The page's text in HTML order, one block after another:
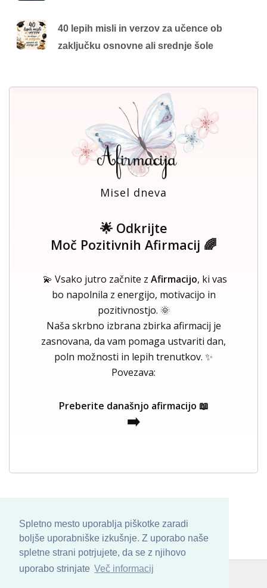
Spletno mesto uporablja piškotke zaradi
boljše uporabniške izkušnje. Z uporabo naše
spletne strani potrjujete, da se z njihovo
uporabo strinjate Več informacij
40 lepih misli in verzov za učence ob
zaključku osnovne ali srednje šole
Misel dneva
🌟 Odkrijte
Moč Pozitivnih Afirmacij 🌈
💫 Vsako jutro začnite z Afirmacijo, ki vas
bo napolnila z energijo, motivacijo in
pozitivnostjo. 🌞
Naša skrbno izbrana zbirka afirmacij je
zasnovana, da vam pomaga ustvariti dan,
poln možnosti in lepih trenutkov. ✨
Povezava:
Preberite današnjo afirmacijo 📖
➡️